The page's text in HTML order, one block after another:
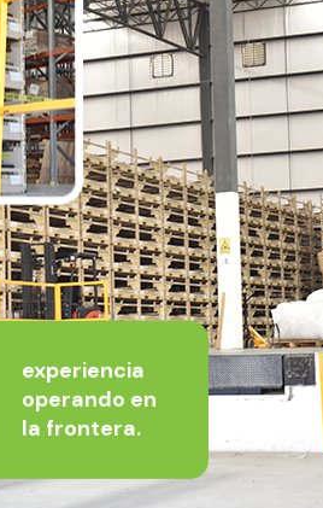
experiencia
operando en
la frontera.